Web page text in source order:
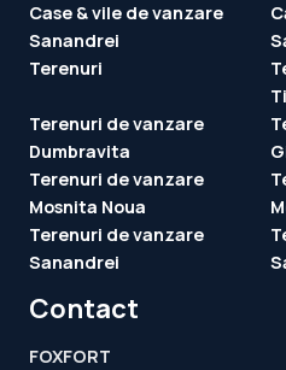
Case & vile de vanzare
Sanandrei
Terenuri
Terenuri de vanzare
Dumbravita
Terenuri de vanzare
Mosnita Noua
Terenuri de vanzare
Sanandrei
Contact
FOXFORT